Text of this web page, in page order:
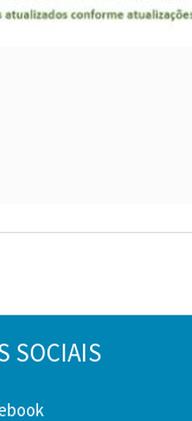
SOCIAIS